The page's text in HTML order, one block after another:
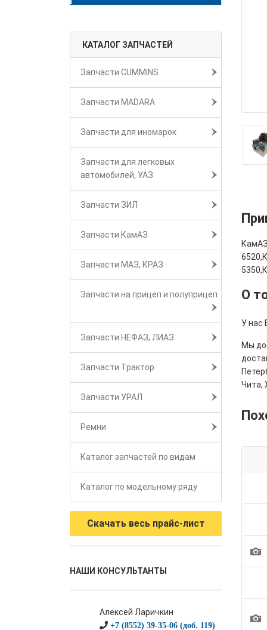
КАТАЛОГ ЗАПЧАСТЕЙ
Запчасти CUMMINS
Запчасти MADARA
Запчасти для иномарок
Запчасти для легковых
автомобилей, УАЗ
Запчасти ЗИЛ
Запчасти КамАЗ
Запчасти МАЗ, КРАЗ
Запчасти на прицеп и полуприцеп
Запчасти НЕФАЗ, ЛИАЗ
Запчасти Трактор
Запчасти УРАЛ
Ремни
Каталог запчастей по видам
Каталог по модельному ряду
Скачать весь прайс-лист
НАШИ КОНСУЛЬТАНТЫ
Алексей Ларичкин
+7 (8552) 39-35-06 (доб. 119)
О
У нас
Мы
Чита,
1
1